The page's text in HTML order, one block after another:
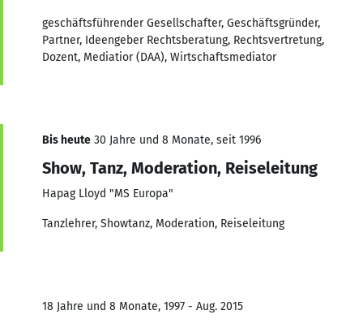
geschäftsführender Gesellschafter, Geschäftsgründer,
Partner, Ideengeber Rechtsberatung, Rechtsvertretung,
Dozent, Mediatior (DAA), Wirtschaftsmediator
Bis heute 30 Jahre und 8 Monate, seit 1996
Show, Tanz, Moderation, Reiseleitung
Hapag Lloyd "MS Europa"
Tanzlehrer, Showtanz, Moderation, Reiseleitung
18 Jahre und 8 Monate, 1997 - Aug. 2015